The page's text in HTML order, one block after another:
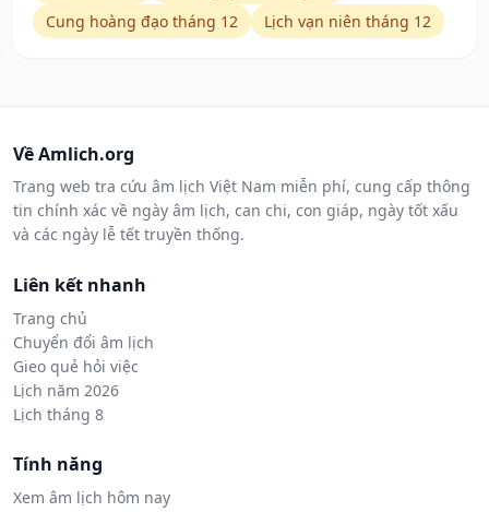
Cung hoàng đạo tháng 12
Lịch vạn niên tháng 12
Về Amlich.org
Trang web tra cứu âm lịch Việt Nam miễn phí, cung cấp thông
tin chính xác về ngày âm lịch, can chi, con giáp, ngày tốt xấu
và các ngày lễ tết truyền thống.
Liên kết nhanh
Trang chủ
Chuyển đổi âm lịch
Gieo quẻ hỏi việc
Lịch năm 2026
Lịch tháng 8
Tính năng
Xem âm lịch hôm nay